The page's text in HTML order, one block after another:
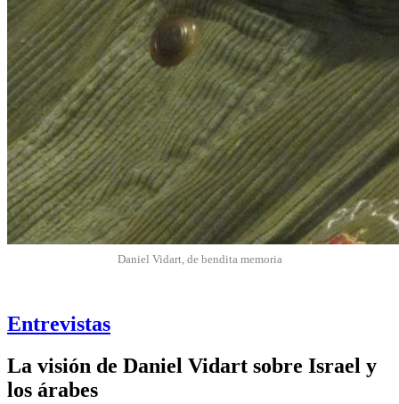
Daniel Vidart, de bendita memoria
Entrevistas
La visión de Daniel Vidart sobre Israel y
los árabes